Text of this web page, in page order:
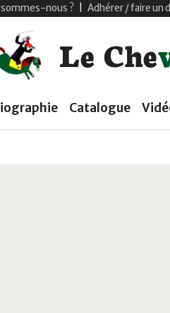
sommes-nous ? Adhérer / faire un
Le Che
Catalogue